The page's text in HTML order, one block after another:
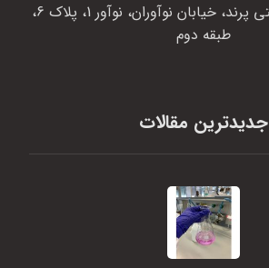
تهران، شهرک صنعتی پرند، خیابان نوآوران، نوآور 1، پلاک 6،
طبقه دوم
جدیدترین مقالات